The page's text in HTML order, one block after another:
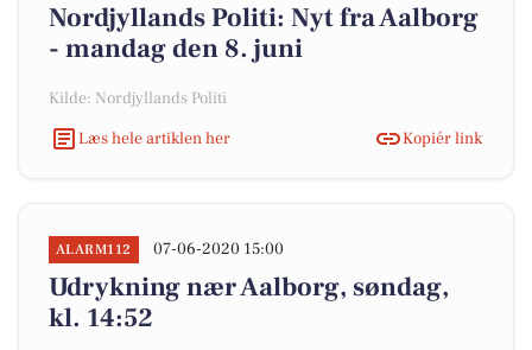
Nordjyllands Politi: Nyt fra Aalborg
- mandag den 8. juni
Kilde: Nordjyllands Politi
Læs hele artiklen her
Kopiér link
ALARM112 07-06-2020 15:00
Udrykning nær Aalborg, søndag,
kl. 14:52